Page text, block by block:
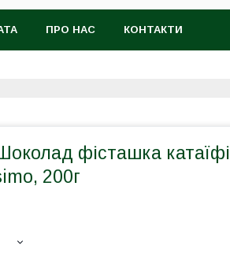
ПРО НАС КОНТАКТИ
фісташка катаїфі
200г